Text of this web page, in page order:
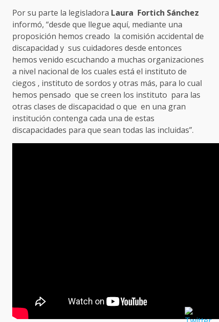
Por su parte la legisladora Laura Fortich Sánchez
informó, “desde que llegue aquí, mediante una
proposición hemos creado la comisión accidental de
discapacidad y sus cuidadores desde entonces
hemos venido escuchando a muchas organizaciones
a nivel nacional de los cuales está el instituto de
ciegos , instituto de sordos y otras más, para lo cual
hemos pensado que se creen los instituto para las
otras clases de discapacidad o que en una gran
institución contenga cada una de estas
discapacidades para que sean todas las incluidas”.